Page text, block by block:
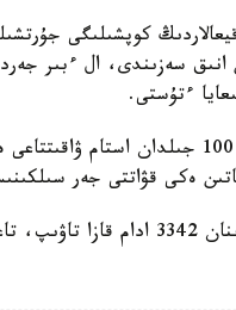
كوپشىلىگى
انىق سەزىندى، ال ءبىر
ءتۇستى.
24-ماۋسىم كۇنى كەشكە ۆەنەسۋەلادا سوڭعى